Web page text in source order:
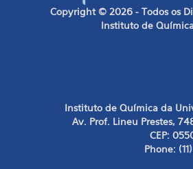
Copyright © 2026 - Todos os
Instituto de Química
Instituto de Química da
Av. Prof. Lineu Prestes,
CEP:
Phone: